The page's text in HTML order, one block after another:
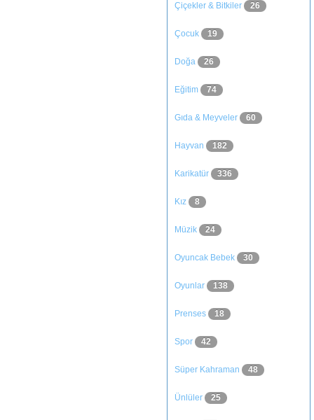
Çiçekler & Bitkiler 26
Çocuk 19
Doğa 26
Eğitim 74
Gıda & Meyveler 60
Hayvan 182
Karikatür 336
Kız 8
Müzik 24
Oyuncak Bebek 30
Oyunlar 138
Prenses 18
Spor 42
Süper Kahraman 48
Ünlüler 25